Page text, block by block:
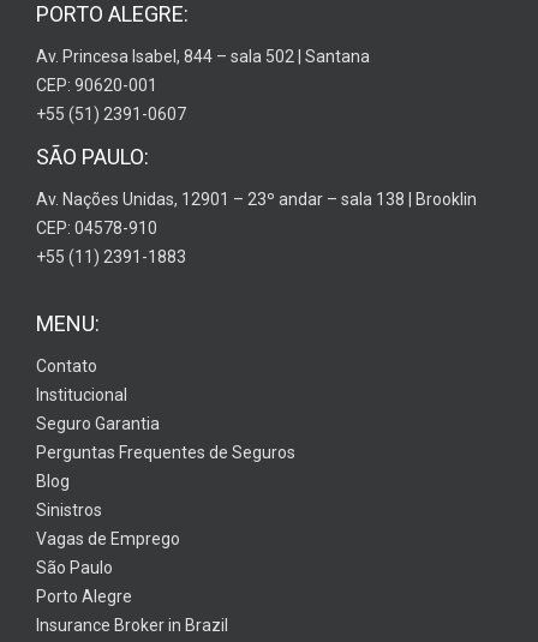
PORTO ALEGRE:
Av. Princesa Isabel, 844 – sala 502 | Santana
CEP: 90620-001
+55 (51) 2391-0607
SÃO PAULO:
Av. Nações Unidas, 12901 – 23º andar – sala 138 | Brooklin
CEP: 04578-910
+55 (11) 2391-1883
MENU:
Contato
Institucional
Seguro Garantia
Perguntas Frequentes de Seguros
Blog
Sinistros
Vagas de Emprego
São Paulo
Porto Alegre
Insurance Broker in Brazil